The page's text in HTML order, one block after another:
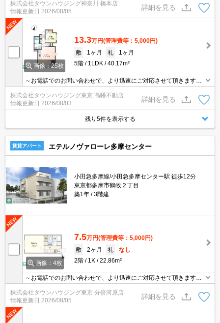
株式会社タウンハウジング神奈川 橋本店
情報更新日 2026/08/05
詳細を見る
画像：25枚
13.3万円(管理費等：5,000円)
敷
1ヶ月 礼
1ヶ月
5階
1LDK 40.17m²
～お電話でのお問い合わせで、より迅速にご対応させて頂きます～
地域密着タウンハウジングまで～
株式会社タウンハウジング東京 高幡不動店
情報更新日 2026/08/03
詳細を見る
残り5件を表示する
賃貸アパート エテルノヴァローレ多摩センター
小田急多摩線/小田急多摩センター駅 徒歩12分
東京都多摩市鶴牧２丁目
築1年
3階建
画像：4枚
7.5万円(管理費等：5,000円)
敷
2ヶ月 礼
なし
2階
1K 22.86m²
～お電話でのお問い合わせで、より迅速にご対応させて頂きます～
地域密着タウンハウジングまで～
株式会社タウンハウジング東京 分倍河原店
情報更新日 2026/08/05
詳細を見る